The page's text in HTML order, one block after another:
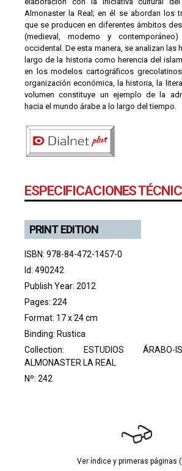
Almonaster la Real; en él se abordan los
que se producen en diferentes ámbitos
(medieval, moderno y
occidental. De esta manera, se analizan las
largo de la historia como herencia del
en los modelos cartográficos
organización económica, la historia, la
volumen constituye un ejemplo de la
hacia el mundo árabe a lo largo del tiempo.
ESPECIFICACIONES
PRINT EDITION
ISBN: 978-84-472-1457-0
Id: 490242
Publish Year: 2012
Pages: 224
Format: 17 x 24 cm
Binding: Rustica
Collection: ESTUDIOS ÁRABO-
ALMONASTER LA REAL
Nº: 242
Ver índice y primeras páginas